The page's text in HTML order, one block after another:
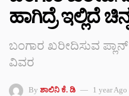
ಹಾಗಿದ್ರೆ ಇಲ್ಲಿದೆ
ಬಂಗಾರ ಖರೀದಿಸುವ ಪ್ಲಾನ್
ವಿವರ
By ಶಾಲಿನಿ ಕೆ. ಡಿ 1 year Ago